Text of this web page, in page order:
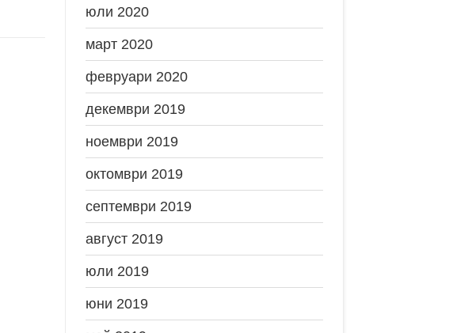
юли 2020
март 2020
февруари 2020
декември 2019
ноември 2019
октомври 2019
септември 2019
август 2019
юли 2019
юни 2019